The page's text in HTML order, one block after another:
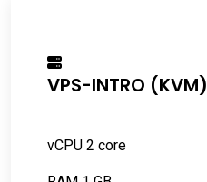
VPS-INTRO (KVM)
vCPU 2 core